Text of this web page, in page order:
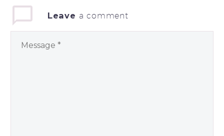
Leave a comment